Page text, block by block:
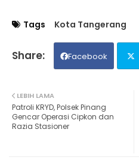
Tags Kota Tangerang
Facebook
LEBIH LAMA
Patroli KRYD, Polsek Pinang
Gencar Operasi Cipkon dan
Razia Stasioner